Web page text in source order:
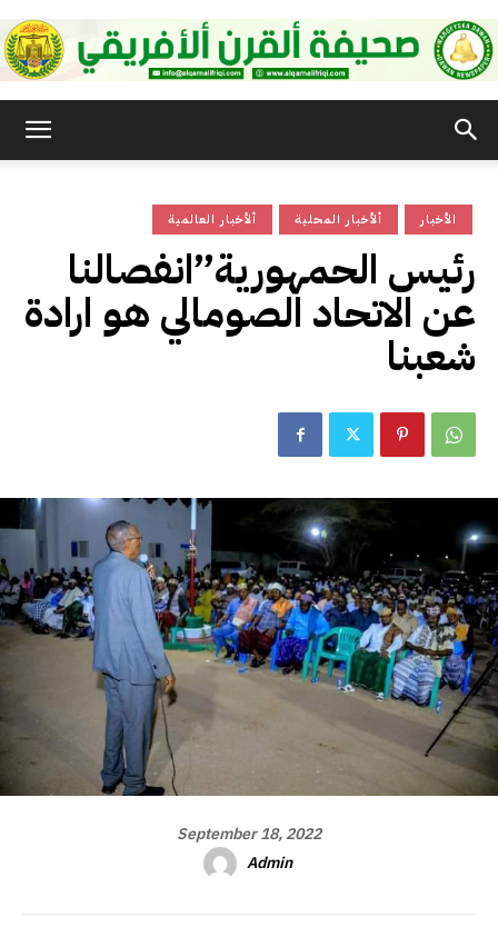
القرن
الأفريقي
ألأخبار العالمية ألأخبار المحلية الأخبار
رئيس الحمهورية”انفصالنا
عن الاتحاد الصومالي هو ارادة
شعبنا
September 18, 2022
Admin